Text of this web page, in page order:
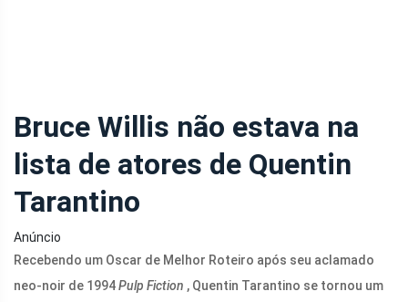
Bruce Willis não estava na
lista de atores de Quentin
Tarantino
Anúncio
Recebendo um Oscar de Melhor Roteiro após seu aclamado
neo-noir de 1994Pulp Fiction , Quentin Tarantino se tornou um